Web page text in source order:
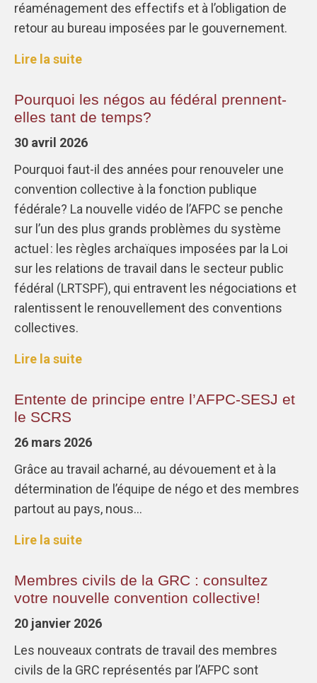
réaménagement des effectifs et à l’obligation de
retour au bureau imposées par le gouvernement.
Lire la suite
Pourquoi les négos au fédéral prennent-
elles tant de temps?
30 avril 2026
Pourquoi faut-il des années pour renouveler une
convention collective à la fonction publique
fédérale? La nouvelle vidéo de l’AFPC se penche
sur l’un des plus grands problèmes du système
actuel : les règles archaïques imposées par la Loi
sur les relations de travail dans le secteur public
fédéral (LRTSPF), qui entravent les négociations et
ralentissent le renouvellement des conventions
collectives.
Lire la suite
Entente de principe entre l’AFPC-SESJ et
le SCRS
26 mars 2026
Grâce au travail acharné, au dévouement et à la
détermination de l’équipe de négo et des membres
partout au pays, nous…
Lire la suite
Membres civils de la GRC : consultez
votre nouvelle convention collective!
20 janvier 2026
Les nouveaux contrats de travail des membres
civils de la GRC représentés par l’AFPC sont